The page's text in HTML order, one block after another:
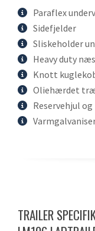
Paraflex
Sidefjelder
Sliskeholder
Heavy duty
Knott
Oliehærdet
Reservehjul og
TRAILER